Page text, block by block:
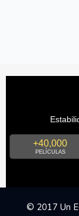
+40,000
PELÍCULAS
© 2017 Un